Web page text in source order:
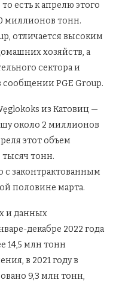
есть к апрелю этого
миллионов тонн.
отличается высоким
хозяйств, а
сектора и
сообщении PGE Group.
из Катовиц —
около 2 миллионов
этот объем
тысяч тонн.
с законтрактованным
половине марта.
и данных
декабре 2022 года
14,5 млн тонн
в 2021 году в
9,3 млн тонн,